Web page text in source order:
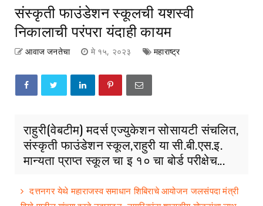
संस्कृती फाउंडेशन स्कूलची यशस्वी
निकालाची परंपरा यंदाही कायम
आवाज जनतेचा मे १५, २०२३ महाराष्ट्र
राहुरी(वेबटीम) मदर्स एज्युकेशन सोसायटी संचलित,
संस्कृती फाउंडेशन स्कूल,राहुरी या सी.बी.एस.इ.
मान्यता प्राप्त स्कूल चा इ १० चा बोर्ड परीक्षेच...
दत्तनगर येथे महाराजस्व समाधान शिबिराचे आयोजन जलसंपदा मंत्री